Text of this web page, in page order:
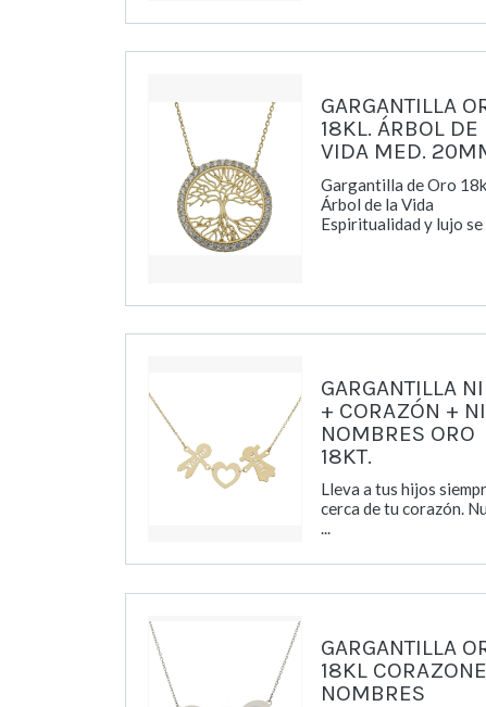
GARGANTILLA
18KL. ÁRBOL DE
VIDA MED.
Gargantilla de Oro 18k
Árbol de la Vida
Espiritualidad y lujo se
GARGANTILLA
+ CORAZÓN +
NOMBRES ORO
18KT.
Lleva a tus hijos
cerca de tu corazón.
...
GARGANTILLA
18KL
NOMBRES